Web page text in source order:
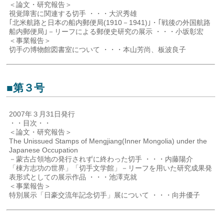
＜論文・研究報告＞
視覚障害に関連する切手 ・・・大沢秀雄
｢北米航路と日本の船内郵便局(1910－1941)｣・｢戦後の外国航路
船内郵便局｣－リーフによる郵便史研究の展示 ・・・小坂彰宏
＜事業報告＞
切手の博物館図書室について ・・・本山芳尚、板波良子
■第３号
2007年３月31日発行
・・目次・・
＜論文・研究報告＞
The Unissued Stamps of Mengjiang(Inner Mongolia) under the
Japanese Occupation
－蒙古占領地の発行されずに終わった切手 ・・・内藤陽介
「棟方志功の世界」「切手文学館」－リーフを用いた研究成果発
表形式としての展示作品 ・・・池澤克就
＜事業報告＞
特別展示「日豪交流年記念切手」展について ・・・向井優子